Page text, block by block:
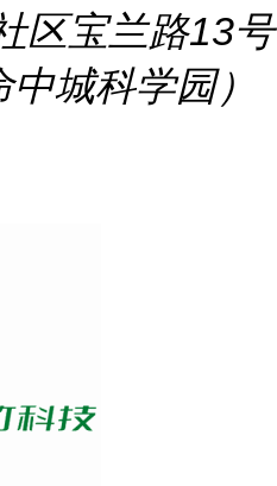
区宝兰路13号
城科学园）